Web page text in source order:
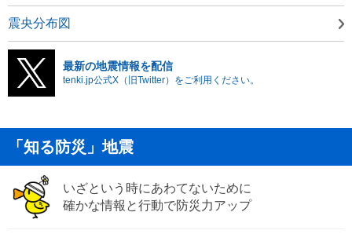
震央分布図
最新の地震情報を配信
tenki.jp公式X（旧Twitter）をご利用ください。
「知る防災」地震
いざという時にあわてないために
確かな情報と行動で防災力アップ